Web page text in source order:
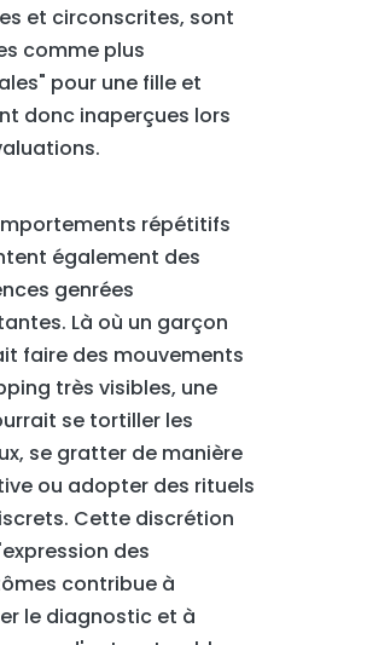
et circonscrites, sont
comme plus
pour une fille et
donc inaperçues lors
répétitifs
également des
genrées
Là où un garçon
faire des mouvements
très visibles, une
se tortiller les
se gratter de manière
ou adopter des rituels
Cette discrétion
des
contribue à
le diagnostic et à